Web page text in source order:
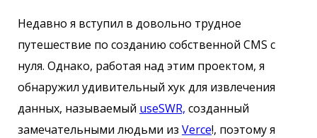
Недавно я вступил в довольно трудное
путешествие по созданию собственной CMS с
нуля. Однако, работая над этим проектом, я
обнаружил удивительный хук для извлечения
данных, называемый useSWR, созданный
замечательными людьми из Verce!, поэтому я